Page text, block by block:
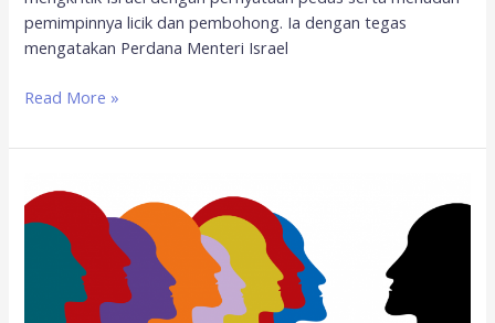
pemimpinnya licik dan pembohong. Ia dengan tegas
mengatakan Perdana Menteri Israel
Read More »
Kepribadian
Pemimpin
Teladan
Berdasarkan